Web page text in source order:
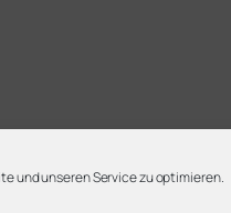
und unseren Service zu optimieren.